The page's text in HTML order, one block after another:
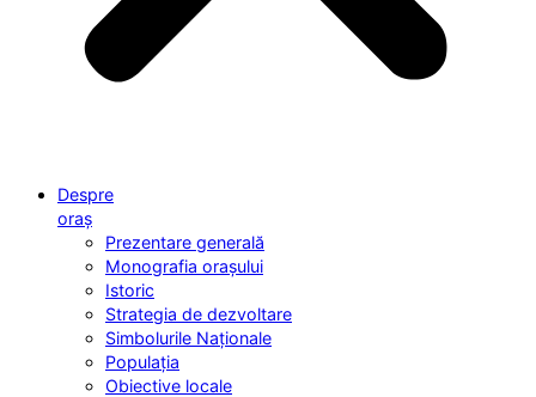
Despre
oraș
Prezentare generală
Monografia orașului
Istoric
Strategia de dezvoltare
Simbolurile Naționale
Populația
Obiective locale